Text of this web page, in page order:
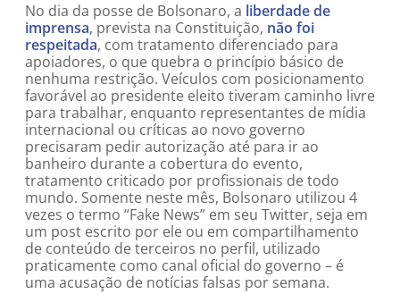
No dia da posse de Bolsonaro, a liberdade de
imprensa, prevista na Constituição, não foi
respeitada, com tratamento diferenciado para
apoiadores, o que quebra o princípio básico de
nenhuma restrição. Veículos com posicionamento
favorável ao presidente eleito tiveram caminho livre
para trabalhar, enquanto representantes de mídia
internacional ou críticas ao novo governo
precisaram pedir autorização até para ir ao
banheiro durante a cobertura do evento,
tratamento criticado por profissionais de todo
mundo. Somente neste mês, Bolsonaro utilizou 4
vezes o termo “Fake News” em seu Twitter, seja em
um post escrito por ele ou em compartilhamento
de conteúdo de terceiros no perfil, utilizado
praticamente como canal oficial do governo – é
uma acusação de notícias falsas por semana.